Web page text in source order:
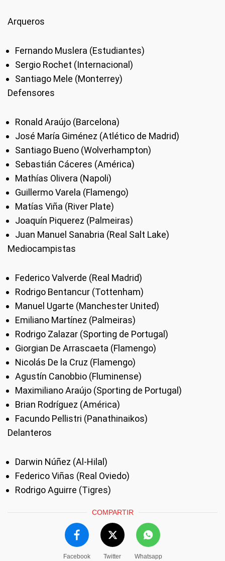
Arqueros
Fernando Muslera (Estudiantes)
Sergio Rochet (Internacional)
Santiago Mele (Monterrey)
Defensores
Ronald Araújo (Barcelona)
José María Giménez (Atlético de Madrid)
Santiago Bueno (Wolverhampton)
Sebastián Cáceres (América)
Mathías Olivera (Napoli)
Guillermo Varela (Flamengo)
Matías Viña (River Plate)
Joaquín Piquerez (Palmeiras)
Juan Manuel Sanabria (Real Salt Lake)
Mediocampistas
Federico Valverde (Real Madrid)
Rodrigo Bentancur (Tottenham)
Manuel Ugarte (Manchester United)
Emiliano Martínez (Palmeiras)
Rodrigo Zalazar (Sporting de Portugal)
Giorgian De Arrascaeta (Flamengo)
Nicolás De la Cruz (Flamengo)
Agustín Canobbio (Fluminense)
Maximiliano Araújo (Sporting de Portugal)
Brian Rodríguez (América)
Facundo Pellistri (Panathinaikos)
Delanteros
Darwin Núñez (Al-Hilal)
Federico Viñas (Real Oviedo)
Rodrigo Aguirre (Tigres)
COMPARTIR
Facebook Twitter Whatsapp